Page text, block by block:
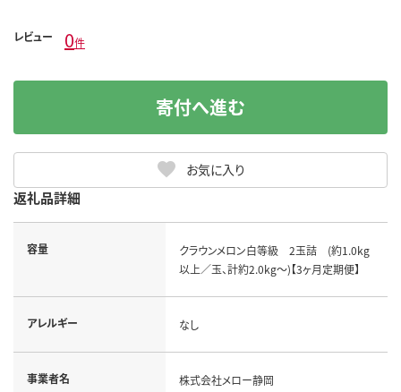
レビュー 0件
お気に入り
寄付へ進む
返礼品詳細
容量
クラウンメロン白等級 2玉詰 (約1.0kg
以上／玉、計約2.0kg～)【3ヶ月定期便】
アレルギー なし
事業者名 株式会社メロー静岡